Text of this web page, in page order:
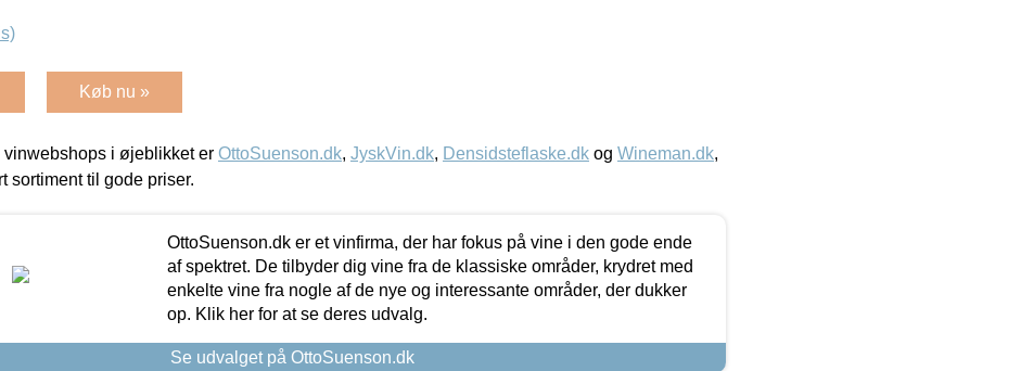
Køb nu »
i øjeblikket er OttoSuenson.dk, JyskVin.dk, Densidsteflaske.dk og Wineman.dk,
sortiment til gode priser.
OttoSuenson.dk er et vinfirma, der har fokus på vine i den gode ende
af spektret. De tilbyder dig vine fra de klassiske områder, krydret med
enkelte vine fra nogle af de nye og interessante områder, der dukker
op. Klik her for at se deres udvalg.
Se udvalget på OttoSuenson.dk